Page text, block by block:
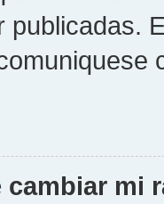
publicadas.
cambiar mi